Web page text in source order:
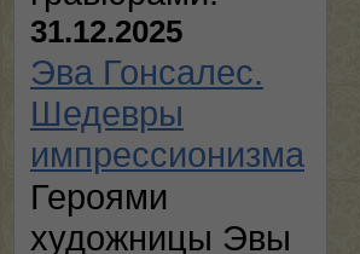
31.12.2025
Эва Гонсалес.
Шедевры
импрессионизма
Героями
художницы Эвы